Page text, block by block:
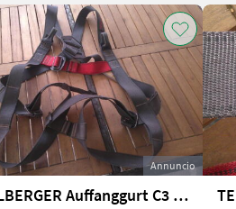
Annuncio
TEUFELBERGER Auffanggurt C3 Rapid TB